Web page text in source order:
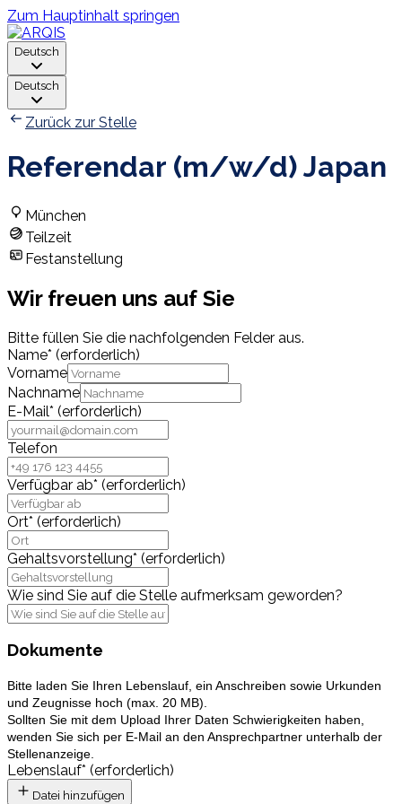
Zum Hauptinhalt springen
Deutsch
Deutsch
Zurück zur Stelle
Referendar (m/w/d) Japan
München
Teilzeit
Festanstellung
Wir freuen uns auf Sie
Bitte füllen Sie die nachfolgenden Felder aus.
Name* (erforderlich)
Vorname
Nachname
E-Mail* (erforderlich)
Telefon
Verfügbar ab* (erforderlich)
Ort* (erforderlich)
Gehaltsvorstellung* (erforderlich)
Wie sind Sie auf die Stelle aufmerksam geworden?
Dokumente
Bitte laden Sie Ihren Lebenslauf, ein Anschreiben sowie Urkunden
und Zeugnisse hoch (max. 20 MB).
Sollten Sie mit dem Upload Ihrer Daten Schwierigkeiten haben,
wenden Sie sich per E-Mail an den Ansprechpartner unterhalb der
Stellenanzeige.
Lebenslauf* (erforderlich)
Datei hinzufügen